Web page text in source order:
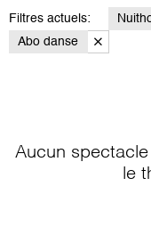
Filtres actuels:
Abo danse
Aucun
le